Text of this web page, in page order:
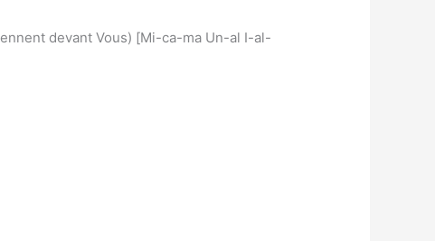
devant Vous) [Mi-ca-ma Un-al I-al-